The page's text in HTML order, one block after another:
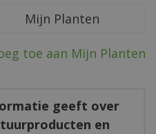
Mijn Planten
toe aan Mijn Planten
geeft over
en